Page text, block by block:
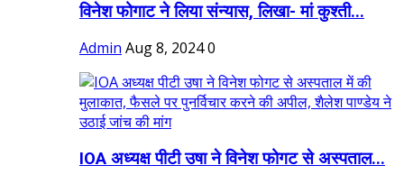
विनेश फोगाट ने लिया संन्यास, लिखा- मां कुश्ती...
Admin Aug 8, 20240
IOA अध्यक्ष पीटी उषा ने विनेश फोगट से अस्पताल...